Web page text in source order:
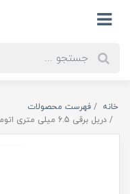
خانه
فهرست محصولات
دریل برقی 6.5 میلی متری اتوماتیک 3500 دور 2106C رونیکس